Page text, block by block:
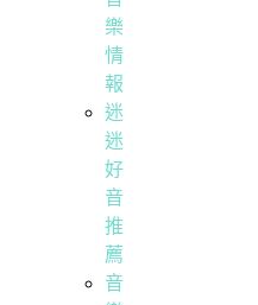
樂
情
報
迷
迷
好
音
推
薦
音